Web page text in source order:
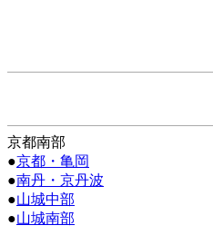
京都南部
●京都・亀岡
●南丹・京丹波
●山城中部
●山城南部